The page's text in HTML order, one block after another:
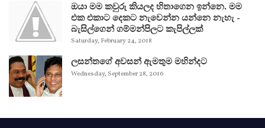
ඔයා මම කවුරු කියලද හිතාගෙන ඉන්නෙ. මම
එක එකාට දෙකට නැවෙන්න යන්නෙ නැහැ -
බැසිල්ගෙන් ගම්මන්පිලට කැපිල්ලක්
Saturday, February 24, 2018
ලසන්තගේ අවසන් ඇමතුම මහින්දට
Wednesday, September 28, 2016